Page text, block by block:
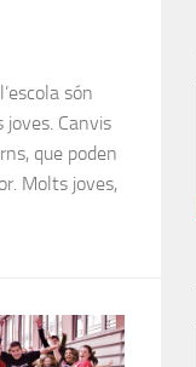
són
joves. Canvis
que poden
Molts joves,